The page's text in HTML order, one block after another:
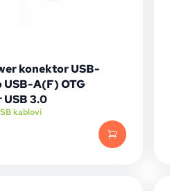
konektor USB-
USB-A(F) OTG
3.0
kablovi